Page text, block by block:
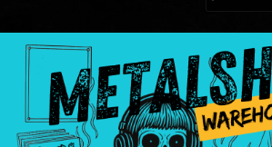
3008